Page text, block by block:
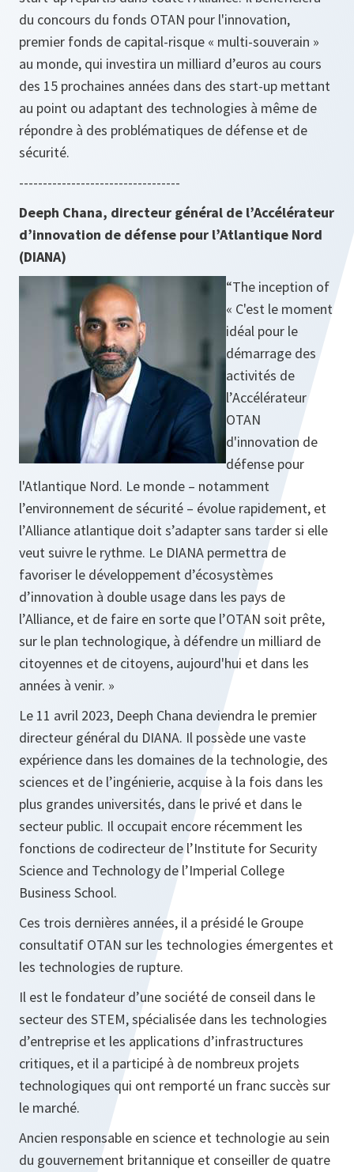
du concours du fonds OTAN pour l'innovation,
premier fonds de capital-risque « multi-souverain »
au monde, qui investira un milliard d’euros au cours
des 15 prochaines années dans des start-up mettant
au point ou adaptant des technologies à même de
répondre à des problématiques de défense et de
sécurité.
----------------------------------
Deeph Chana, directeur général de l’Accélérateur
d’innovation de défense pour l’Atlantique Nord
(DIANA)
“The inception of
« C'est le moment
idéal pour le
démarrage des
activités de
l’Accélérateur
OTAN
d'innovation de
défense pour
l'Atlantique Nord. Le monde – notamment
l’environnement de sécurité – évolue rapidement, et
l’Alliance atlantique doit s’adapter sans tarder si elle
veut suivre le rythme. Le DIANA permettra de
favoriser le développement d’écosystèmes
d’innovation à double usage dans les pays de
l’Alliance, et de faire en sorte que l’OTAN soit prête,
sur le plan technologique, à défendre un milliard de
citoyennes et de citoyens, aujourd'hui et dans les
années à venir. »
Le 11 avril 2023, Deeph Chana deviendra le premier
directeur général du DIANA. Il possède une vaste
expérience dans les domaines de la technologie, des
sciences et de l’ingénierie, acquise à la fois dans les
plus grandes universités, dans le privé et dans le
secteur public. Il occupait encore récemment les
fonctions de codirecteur de l’Institute for Security
Science and Technology de l’Imperial College
Business School.
Ces trois dernières années, il a présidé le Groupe
consultatif OTAN sur les technologies émergentes et
les technologies de rupture.
Il est le fondateur d’une société de conseil dans le
secteur des STEM, spécialisée dans les technologies
d’entreprise et les applications d’infrastructures
critiques, et il a participé à de nombreux projets
technologiques qui ont remporté un franc succès sur
le marché.
Ancien responsable en science et technologie au sein
du gouvernement britannique et conseiller de quatre